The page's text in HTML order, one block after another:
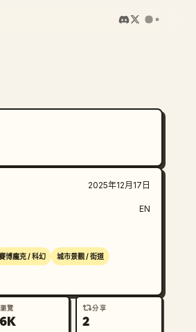
2025年12月17日
EN
博龐克 / 科幻 城市景觀 / 街道
瀏覽 分享
2